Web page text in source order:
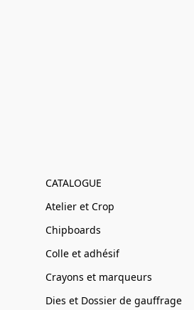
CATALOGUE
Atelier et Crop
Chipboards
Colle et adhésif
Crayons et marqueurs
Dies et Dossier de gauffrage